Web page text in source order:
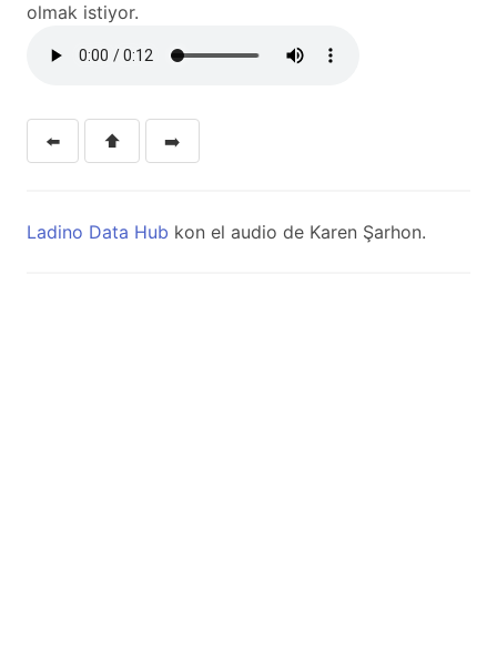
olmak istiyor.
⬅️ ⬆️ ➡️
Ladino Data Hub kon el audio de Karen Şarhon.